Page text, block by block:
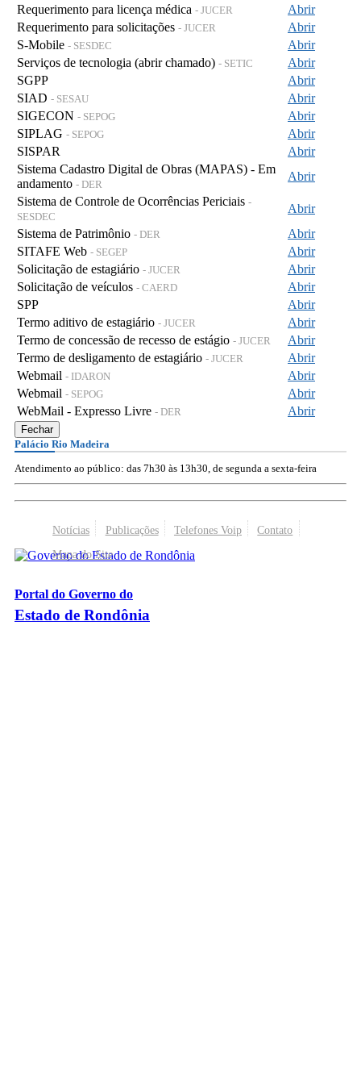
Requerimento para licença médica - JUCER
Abrir
Requerimento para solicitações - JUCER
Abrir
S-Mobile - SESDEC
Abrir
Serviços de tecnologia (abrir chamado) - SETIC
Abrir
SGPP
Abrir
SIAD - SESAU
Abrir
SIGECON - SEPOG
Abrir
SIPLAG - SEPOG
Abrir
SISPAR
Abrir
Sistema Cadastro Digital de Obras (MAPAS) - Em
andamento - DER
Abrir
Sistema de Controle de Ocorrências Periciais -
SESDEC
Abrir
Sistema de Patrimônio - DER
Abrir
SITAFE Web - SEGEP
Abrir
Solicitação de estagiário - JUCER
Abrir
Solicitação de veículos - CAERD
Abrir
SPP
Abrir
Termo aditivo de estagiário - JUCER
Abrir
Termo de concessão de recesso de estágio - JUCER
Abrir
Termo de desligamento de estagiário - JUCER
Abrir
Webmail - IDARON
Abrir
Webmail - SEPOG
Abrir
WebMail - Expresso Livre - DER Abrir
Fechar
Palácio Rio Madeira
Atendimento ao público: das 7h30 às 13h30, de segunda a sexta-feira
Notícias Publicações Telefones Voip
Contato
Mapa do Site
Portal do Governo do
Estado de Rondônia